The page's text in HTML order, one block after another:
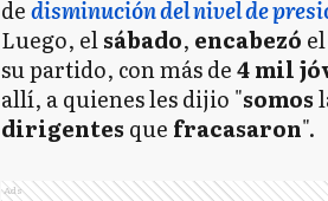
dedisminución del nivel de
Luego, elsábado, encabezó
su partido, con más de4 mil
allí, a quienes les dijio "somos
dirigentes que fracasaron".
Ads